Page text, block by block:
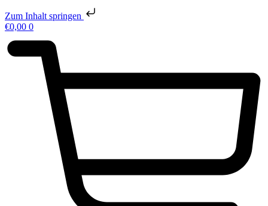
Zum Inhalt springen
€0,00 0